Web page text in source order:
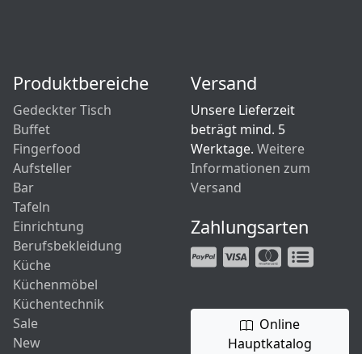
Produktbereiche
Gedeckter Tisch
Buffet
Fingerfood
Aufsteller
Bar
Tafeln
Einrichtung
Berufsbekleidung
Küche
Küchenmöbel
Küchentechnik
Sale
New
Versand
Unsere Lieferzeit
beträgt mind. 5
Werktage. Weitere
Informationen zum
Versand
Zahlungsarten
Online
Hauptkatalog